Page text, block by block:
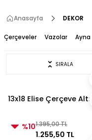
3000 TL ve Üzeri
3000 TL ve Üzeri
Anasayfa DEKOR
Çerçeveler Vazolar Ayna
SIRALA
13x18 Elise Çerçeve
%101.395,00 TL
1.255,50 TL